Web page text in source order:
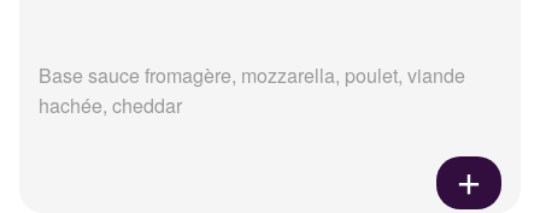
Base sauce fromagère, mozzarella, poulet, viande
hachée, cheddar